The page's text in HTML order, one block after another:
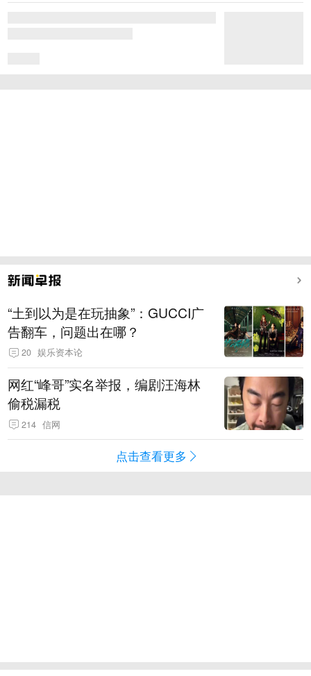
“土到以为是在玩抽象”：GUCCI广
告翻车，问题出在哪？
20 娱乐资本论
网红“峰哥”实名举报，编剧汪海林
偷税漏税
214 信网
点击查看更多